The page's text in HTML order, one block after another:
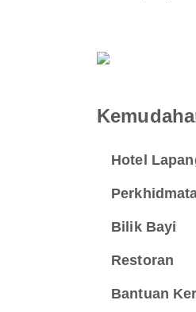
Hotel
Bilik Bayi
Restoran
Bantuan